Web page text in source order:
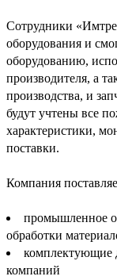
Сотрудники
оборудования и
оборудованию,
производителя, а
производства, и
будут учтены все
характеристики,
поставки.
Компания
промышленное
обработки
комплектующие
компаний